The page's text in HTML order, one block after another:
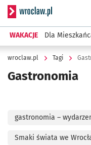
Serwis
WAKACJE Dla
wroclaw.pl Tagi
Gastronomia
gastronomia –
Smaki świata we